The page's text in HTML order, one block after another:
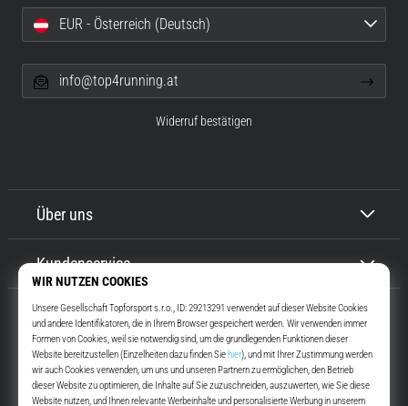
Top4Running.at
Seit mehr als 16 Jahren motivieren wir dich, rauszugehen und zu laufen.
Über uns
Kundenservice
EUR - Österreich (Deutsch)
info@top4running.at
Widerruf bestätigen